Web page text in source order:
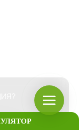
ответим на